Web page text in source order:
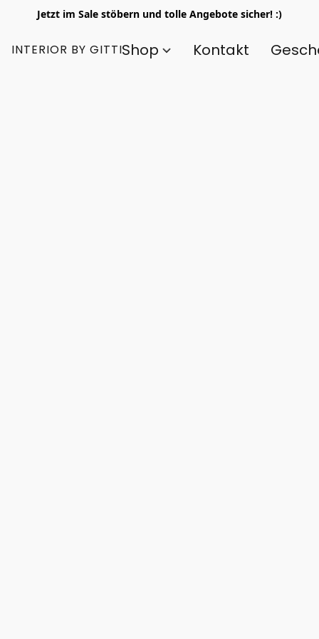
Jetzt im Sale stöbern und tolle Angebote sicher! :)
INTERIOR BY GITTIShop Kontakt